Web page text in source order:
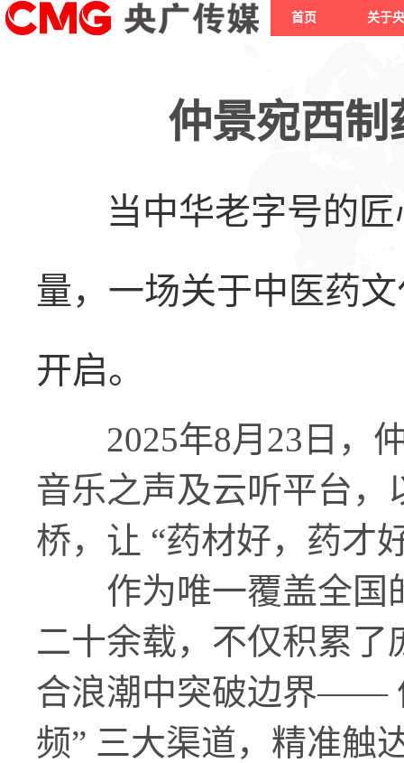
首页 关于
仲景宛西
当中华老字号的
量，一场关于中医药
开启。
2025年8月23日，仲
音乐之声及云听平台，
桥，让 “药材好，药才
作为唯一覆盖全国
二十余载，不仅积累
合浪潮中突破边界——
频” 三大渠道，精准触